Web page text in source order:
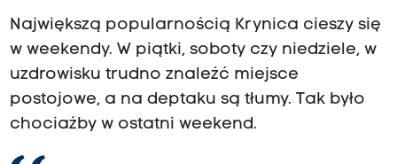
Największą popularnością Krynica cieszy się
w weekendy. W piątki, soboty czy niedziele, w
uzdrowisku trudno znaleźć miejsce
postojowe, a na deptaku są tłumy. Tak było
chociażby w ostatni weekend.